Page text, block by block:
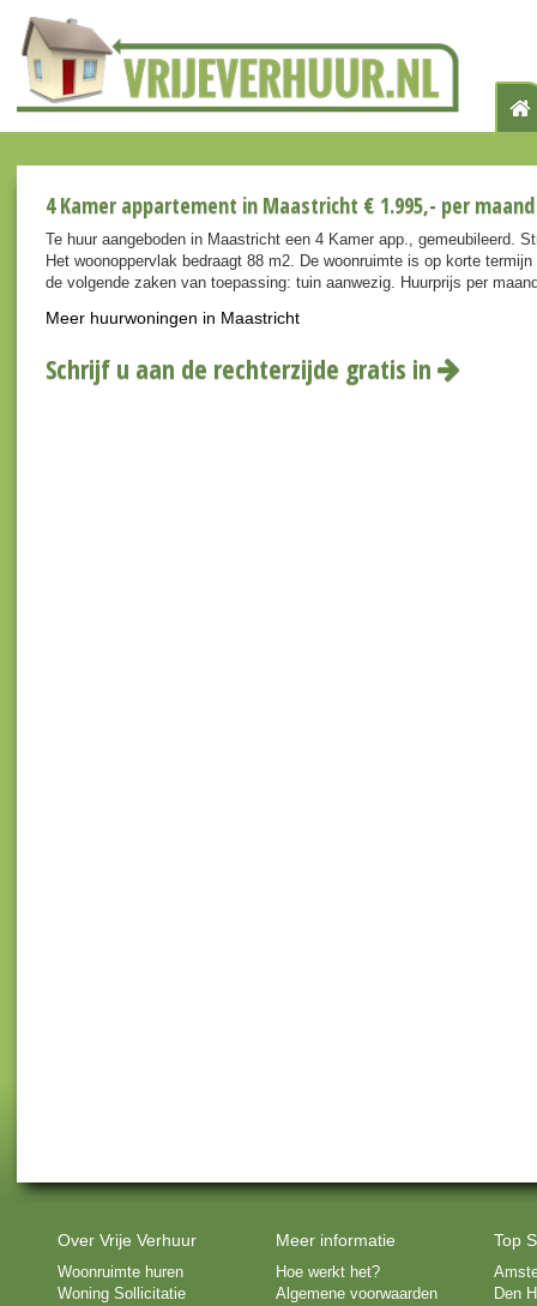
4 Kamer appartement in Maastricht € 1.995,- per maand
Te huur aangeboden in Maastricht een 4 Kamer app., gemeubileerd.
Het woonoppervlak bedraagt 88 m2. De woonruimte is op korte
de volgende zaken van toepassing: tuin aanwezig. Huurprijs per
Meer huurwoningen in Maastricht
Schrijf u aan de rechterzijde gratis in
Over Vrije Verhuur
Woonruimte huren
Woning Sollicitatie
Meer informatie
Hoe werkt het?
Algemene voorwaarden
Top
Den